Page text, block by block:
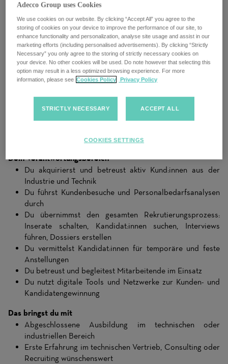
Sales trifft Recruiting – Deine Bühne beim Marktführer!
Du hast Spass am Verkauf, hast ein Gespür für Menschen und
willst wirklich etwas bewegen? Dann suchen wir dich als
Senior Sales Consultant für Industrie & Technik zur
Verstärkung unseres Teams in Basel.
In dieser Funktion übernimmst du den kompletten 360°-
Betreuung bis hin zur Rekrutierung und Vermittlung von
einem starken Team etwas bewegen kannst.
Dein Verantwortungsbereich
Du akquirierst und betreust aktiv Kund:innen aus der
Industrie und Technik
Du führst Kundenbesuche und Personalbedarfsanalysen
durch
Du übernimmst den gesamten Rekrutierungsprozess:
Inserate schalten, Kandidat:innen suchen, Interviews
führen, Dossiers erstellen
Du vermittelst Kandidat:innen für temporäre und feste
Anstellungen
Du betreust und begleitest Mitarbeitende im Einsatz
Du nutzt digitale Tools und Netzwerke zur Kunden- und
Kandidatengewinnung
Das bringst du mit
Abgeschlossene Ausbildung im technischen oder
industriellen Bereich
Erste Erfahrung im technischen Vertrieb, Consulting oder
Recruiting wünschenswert
Adecco Group uses Cookies
We use cookies on our website. By clicking “Accept All” you agree to the
storing of cookies on your device to improve the performance of our site, to
enhance functionality and personalization, analyse site usage and assist in our
marketing efforts (including personalised advertisements). By clicking “Strictly
Necessary” you only agree to the storing of strictly necessary cookies on
your device. No other cookies will be used. Do note however that selecting this
option may result in a less optimized browsing experience. For more
information, please see Cookies Policy Privacy Policy
STRICTLY NECESSARY ACCEPT ALL
COOKIES SETTINGS